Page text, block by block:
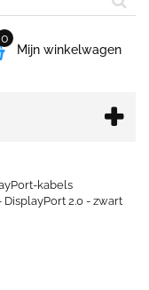
0
Mijn winkelwagen
kabels
2.0 - zwart